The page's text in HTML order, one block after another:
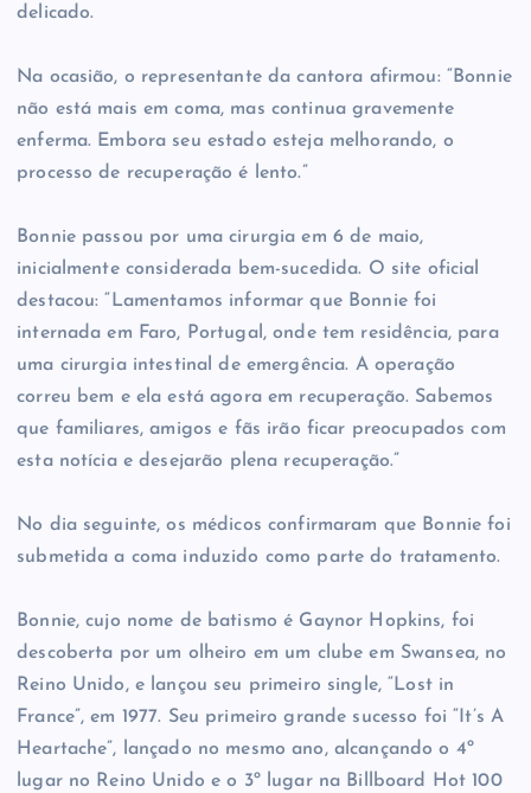
delicado.
Na ocasião, o representante da cantora afirmou: “Bonnie
não está mais em coma, mas continua gravemente
enferma. Embora seu estado esteja melhorando, o
processo de recuperação é lento.”
Bonnie passou por uma cirurgia em 6 de maio,
inicialmente considerada bem-sucedida. O site oficial
destacou: “Lamentamos informar que Bonnie foi
internada em Faro, Portugal, onde tem residência, para
uma cirurgia intestinal de emergência. A operação
correu bem e ela está agora em recuperação. Sabemos
que familiares, amigos e fãs irão ficar preocupados com
esta notícia e desejarão plena recuperação.”
No dia seguinte, os médicos confirmaram que Bonnie foi
submetida a coma induzido como parte do tratamento.
Bonnie, cujo nome de batismo é Gaynor Hopkins, foi
descoberta por um olheiro em um clube em Swansea, no
Reino Unido, e lançou seu primeiro single, “Lost in
France”, em 1977. Seu primeiro grande sucesso foi “It’s A
Heartache”, lançado no mesmo ano, alcançando o 4º
lugar no Reino Unido e o 3º lugar na Billboard Hot 100